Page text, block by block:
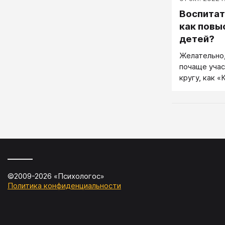
они раньше
ребенку
него плохие
как
детей?
почаще
кругу, как
©2009-2026 «Психологос»
Политика конфиденциальности